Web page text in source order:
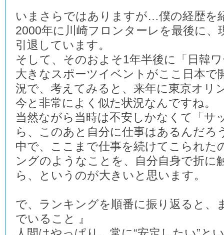
いまさらではありますが…僕の経歴を
2000年に川崎フロンターレを最後に、
引退しています。
そして、そのおよそ1年半後に「日韓
大きなスポーツイベントがここ日本
況で、考えてみると、来年に東京オリ
今と非常によく似た状況なんですね。
当然ながら当時は不安しかなくて「サ
ら、このあと自分に仕事はあるんだろ
中で、ここまで仕事を続けてこられた
ングのようなことを、自分自身で折に
ら、というのが大きいと思います。
で、ランキングを順番に振り返ると、
でいること 』